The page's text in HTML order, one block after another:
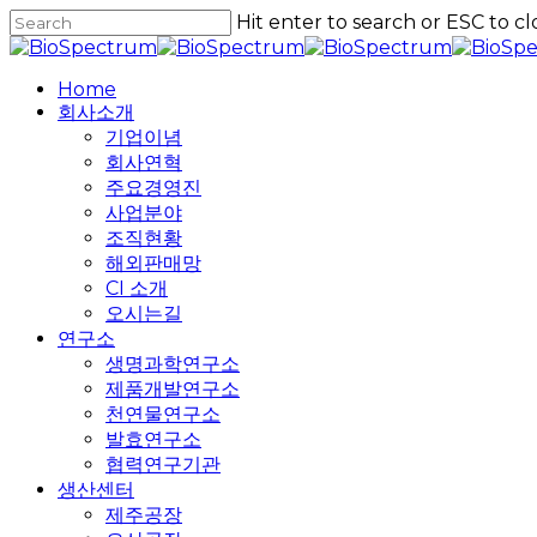
Skip
to
content
Hit enter to search or ESC to
Close
Home
회사소개
기업이념
회사연혁
주요경영진
사업분야
조직현황
해외판매망
CI 소개
오시는길
연구소
생명과학연구소
제품개발연구소
천연물연구소
발효연구소
협력연구기관
생산센터
제주공장